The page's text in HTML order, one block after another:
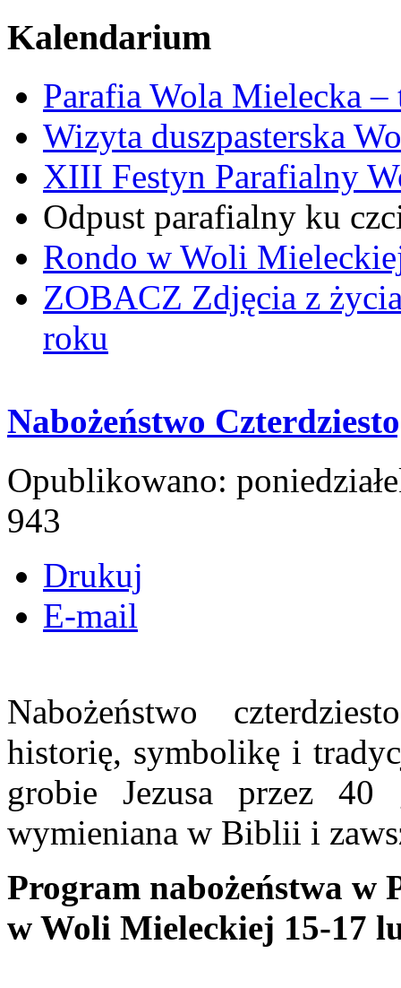
Kalendarium
Parafia Wola Mielecka
Wizyta duszpasterska
XIII Festyn Parafialny
Odpust parafialny ku
Rondo w Woli
ZOBACZ Zdjęcia z
roku
Nabożeństwo
Opublikowano:
943
Drukuj
E-mail
Nabożeństwo
historię, symbolikę i
grobie Jezusa przez
wymieniana w Biblii i
Program nabożeństwa w
w Woli Mieleckiej 15-17